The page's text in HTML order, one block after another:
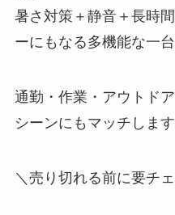
暑さ対策＋静音＋長時
ーにもなる多機能な一
通勤・作業・アウトド
シーンにもマッチしま
＼売り切れる前に要チ